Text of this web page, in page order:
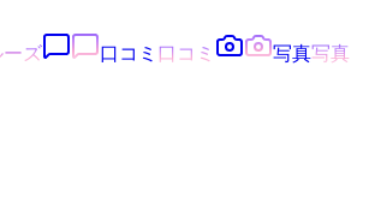
ーズ 口コミ 口コミ 写真写真